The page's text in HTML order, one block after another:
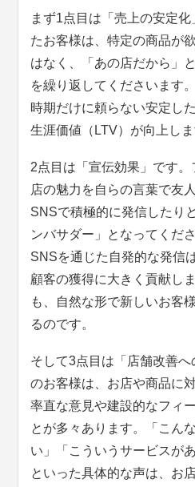
まず1点目は「売上の安定
たお客様は、特定の商品が
はなく、「あの店だから」
を繰り返してくださいます
時期だけに頼らない安定し
生涯価値（LTV）が向上しま
2点目は「宣伝効果」です
店の魅力を自らの言葉で友
SNSで積極的に発信したり
ンバサダー」となってくだ
SNSを通じた自発的な発信
顧客の獲得に大きく貢献し
も、自然な形で新しいお客
るのです。
そして3点目は「店舗改善
のお客様は、お店や商品に
率直な意見や建設的なフィ
とが多々あります。「こん
い」「こういうサービスが
といった具体的な声は、お